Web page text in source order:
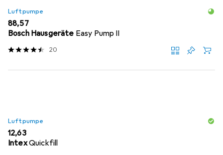
Luftpumpe
EUR
88,57
Bosch Hausgeräte Easy Pump II
20
Luftpumpe
EUR
12,63
IntexQuickfill